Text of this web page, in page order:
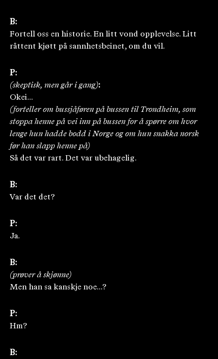
B:
Fortell oss en historie. En litt vond opplevelse. Litt
råttent kjøtt på sannhetsbeinet, om du vil.
P:
(skeptisk, men går i gang):
Okei...
(forteller om bussjåføren på bussen til Trondheim, som
stoppa henne på vei inn på bussen for å spørre om hvor
lenge hun hadde bodd i Norge og om hun snakka norsk
før han slapp henne på)
Så det var rart. Det var ubehagelig.
B:
Var det det?
P:
Ja.
B:
(prøver å skjønne)
Men han sa kanskje noe...?
P:
Hm?
B: